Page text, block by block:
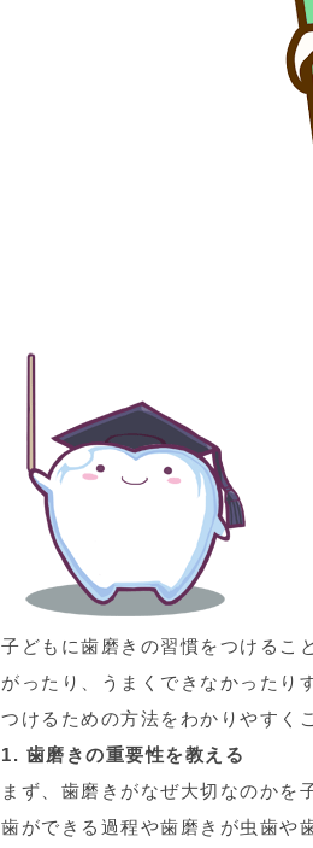
子どもに歯磨きの習慣をつけるこ
がったり、うまくできなかったり
つけるための方法をわかりやすく
1. 歯磨きの重要性を教える
まず、歯磨きがなぜ大切なのかを
歯ができる過程や歯磨きが虫歯や